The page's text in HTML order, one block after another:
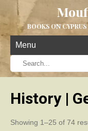
BOOKS ON
Menu
History |
Showing 1–25 of 74